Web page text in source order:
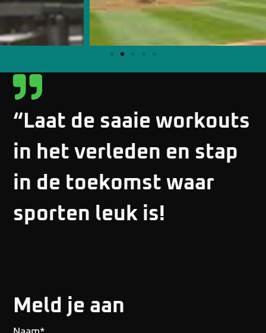
“Laat de saaie workouts
in het verleden en stap
in de toekomst waar
sporten leuk is!
Meld je aan